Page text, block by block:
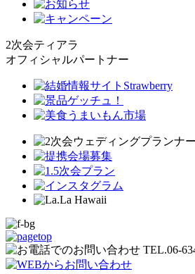
2次会ティアラ
オフィシャルパートナー